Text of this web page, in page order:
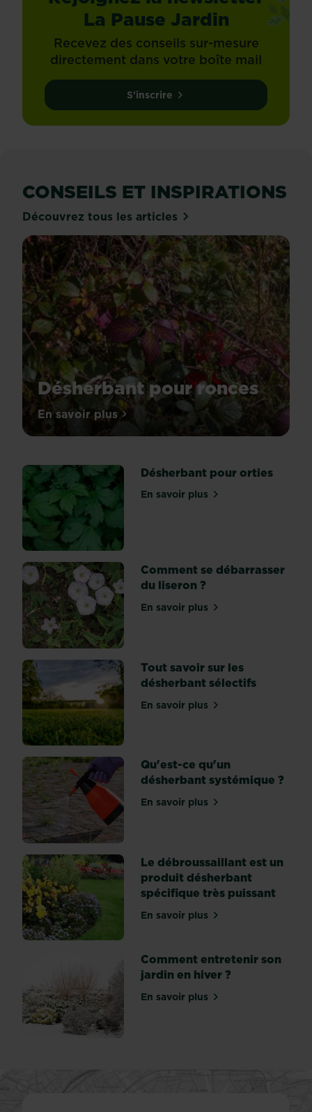
La Pause Jardin
Recevez des conseils sur-mesure
directement dans votre boîte mail
S'inscrire
CONSEILS ET INSPIRATIONS
Découvrez tous les articles
Désherbant pour ronces
Les
mauvaises
herbes
communes
en
France
et
peuvent
être
gênantes
car
elles
se
répandent
vite.
Les
pousses
grandissent
très
vite,
et
lorsqu’elles
touchent
le
sol,
elles
produisent...
En savoir plussur Désherbant pour ronces
Désherbant pour orties
En savoir plussur Désherbant pour
Comment se débarrasser
du liseron ?
En savoir plussur Comment se
Tout savoir sur les
désherbant sélectifs
En savoir plussur Tout savoir sur les
Qu'est-ce qu'un
désherbant systémique ?
En savoir plussur Qu'est-ce qu'un
Le débroussaillant est un
produit désherbant
spécifique très puissant
En savoir plussur Le débroussaillant
Comment entretenir son
jardin en hiver ?
En savoir plussur Comment entretenir